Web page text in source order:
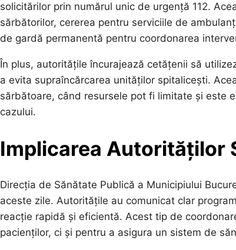
solicitărilor prin numărul unic de urgență 112.
sărbătorilor, cererea pentru serviciile de
de gardă permanentă pentru coordonarea
În plus, autoritățile încurajează cetățenii să
a evita supraîncărcarea unităților spitalicești.
sărbătoare, când resursele pot fi limitate și este
cazului.
Implicarea Autorităților
Direcția de Sănătate Publică a Municipiului
aceste zile. Autoritățile au comunicat clar
reacție rapidă și eficientă. Acest tip de
pacienților, ci și pentru a asigura un sistem de